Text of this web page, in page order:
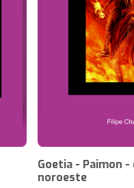
Goetia - Paimon
noroeste